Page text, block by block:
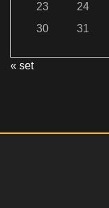
23
24
30
31
« set